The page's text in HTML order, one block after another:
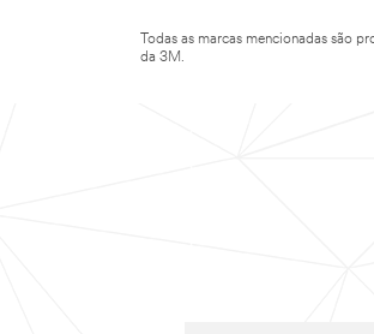
Todas as marcas mencionadas são
da 3M.